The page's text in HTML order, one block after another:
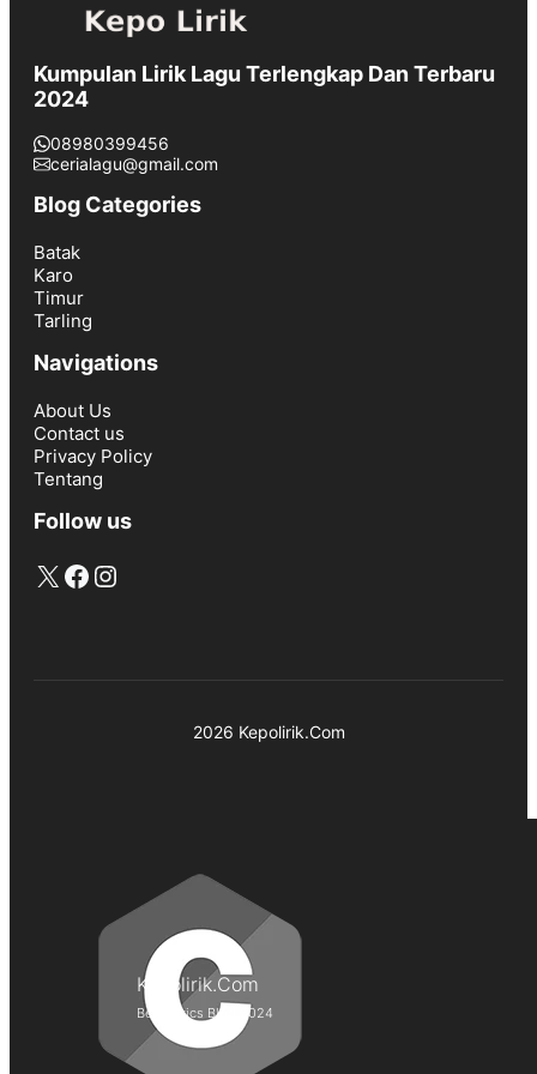
Kumpulan Lirik Lagu Terlengkap Dan Terbaru
2024
08980399456
cerialagu@gmail.com
Blog Categories
Batak
Karo
Timur
Tarling
Navigations
About Us
Contact us
Privacy Policy
Tentang
Follow us
X Facebook
Instagram
2026 Kepolirik.Com
Kepolirik.Com
Best Lyrics Blog 2024